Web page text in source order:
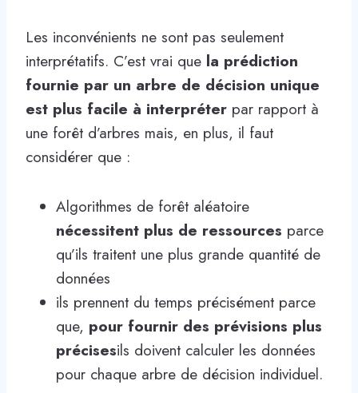
Les inconvénients ne sont pas seulement
interprétatifs. C’est vrai que la prédiction
fournie par un arbre de décision unique
est plus facile à interpréter par rapport à
une forêt d’arbres mais, en plus, il faut
considérer que :
Algorithmes de forêt aléatoire
nécessitent plus de ressources parce
qu’ils traitent une plus grande quantité de
données
ils prennent du temps précisément parce
que, pour fournir des prévisions plus
précisesils doivent calculer les données
pour chaque arbre de décision individuel.